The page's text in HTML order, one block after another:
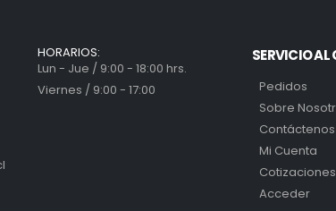
HORARIOS:
Lun - Jue / 9:00 - 18:00 hrs.
Viernes / 9:00 - 17:00
SERVICIO AL
Pedidos
Sobre
Contáctenos
Mi Cuenta
Cotizaciones
Acceder